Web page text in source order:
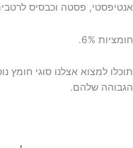
אנטיפסטי, פסטה וכבסיס
חומציות 6%.
תוכלו למצוא אצלנו סוגי
הגבוהה שלהם.